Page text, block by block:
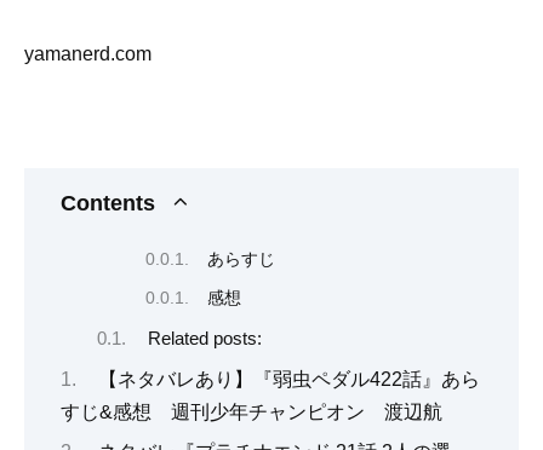
yamanerd.com
Contents
あらすじ
感想
Related posts:
【ネタバレあり】『弱虫ペダル422話』あら
すじ&感想 週刊少年チャンピオン 渡辺航